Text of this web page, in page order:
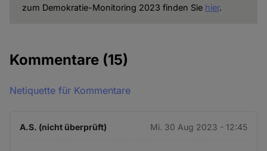
zum Demokratie-Monitoring 2023 finden Sie hier.
Kommentare (15)
Netiquette für Kommentare
A.S. (nicht überprüft) Mi. 30 Aug 2023 - 12:45